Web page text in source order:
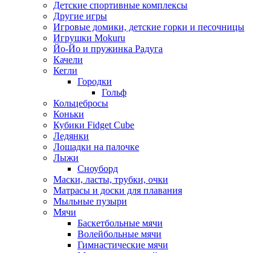
Детские спортивные комплексы
Другие игры
Игровые домики, детские горки и песочницы
Игрушки Mokuru
Йо-Йо и пружинка Радуга
Качели
Кегли
Городки
Гольф
Кольцебросы
Коньки
Кубики Fidget Cube
Ледянки
Лошадки на палочке
Лыжи
Сноуборд
Маски, ласты, трубки, очки
Матрасы и доски для плавания
Мыльные пузыри
Мячи
Баскетбольные мячи
Волейбольные мячи
Гимнастические мячи